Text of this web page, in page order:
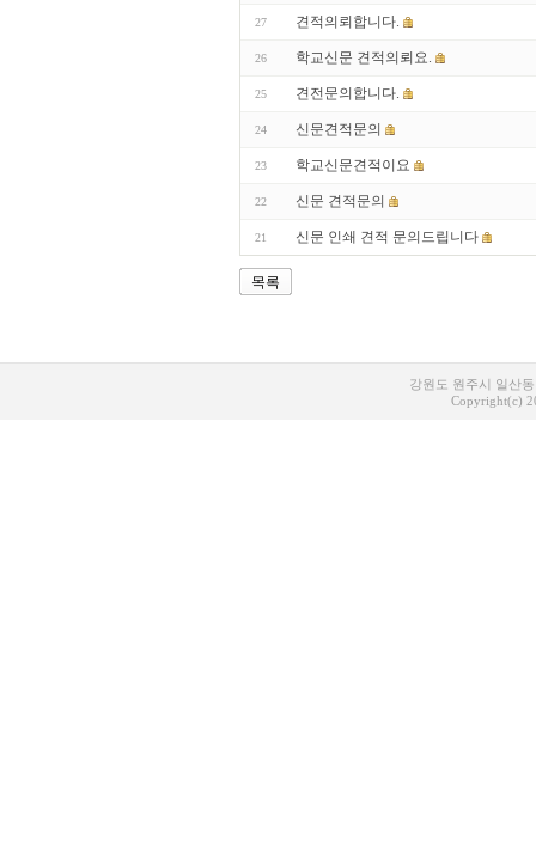
27 견적의뢰합니다.
26 학교신문 견적의뢰요.
25 견전문의합니다.
24 신문견적문의
23 학교신문견적이요
22 신문 견적문의
21 신문 인쇄 견적 문의드립니다
목록
강원도 원주시 일산
Copyright(c)